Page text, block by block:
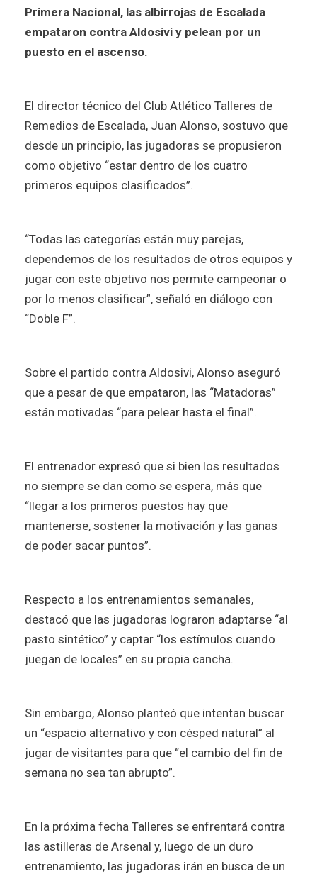
Primera Nacional, las albirrojas de Escalada
empataron contra Aldosivi y pelean por un
puesto en el ascenso.
El director técnico del Club Atlético Talleres de
Remedios de Escalada, Juan Alonso, sostuvo que
desde un principio, las jugadoras se propusieron
como objetivo “estar dentro de los cuatro
primeros equipos clasificados”.
“Todas las categorías están muy parejas,
dependemos de los resultados de otros equipos y
jugar con este objetivo nos permite campeonar o
por lo menos clasificar”, señaló en diálogo con
“Doble F”.
Sobre el partido contra Aldosivi, Alonso aseguró
que a pesar de que empataron, las “Matadoras”
están motivadas “para pelear hasta el final”.
El entrenador expresó que si bien los resultados
no siempre se dan como se espera, más que
“llegar a los primeros puestos hay que
mantenerse, sostener la motivación y las ganas
de poder sacar puntos”.
Respecto a los entrenamientos semanales,
destacó que las jugadoras lograron adaptarse “al
pasto sintético” y captar “los estímulos cuando
juegan de locales” en su propia cancha.
Sin embargo, Alonso planteó que intentan buscar
un “espacio alternativo y con césped natural” al
jugar de visitantes para que “el cambio del fin de
semana no sea tan abrupto”.
En la próxima fecha Talleres se enfrentará contra
las astilleras de Arsenal y, luego de un duro
entrenamiento, las jugadoras irán en busca de un